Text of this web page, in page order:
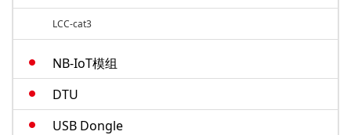
LCC-cat3
NB-IoT模组
DTU
USB Dongle